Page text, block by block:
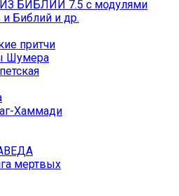
БИБЛИИ 7.5 с модулями
и Библий и др.
притчи
Шумера
Хаммади
мертвых